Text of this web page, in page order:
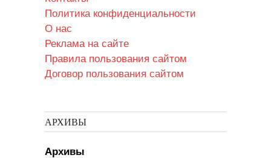
Политика конфиденциальности
О нас
Реклама на сайте
Правила пользования сайтом
Договор пользования сайтом
АРХИВЫ
Архивы